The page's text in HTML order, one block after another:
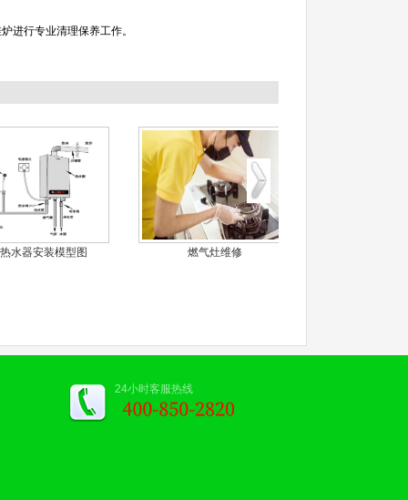
行专业清理保养工作。
水器安装模型图 燃气灶维修
24小时客服热线